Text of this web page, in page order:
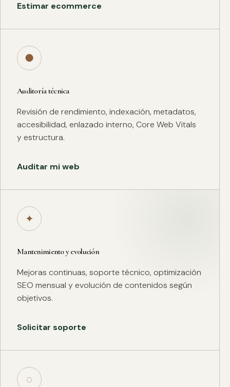
Estimar ecommerce
●
Auditoría técnica
Revisión de rendimiento, indexación, metadatos,
accesibilidad, enlazado interno, Core Web Vitals
y estructura.
Auditar mi web
✦
Mantenimiento y evolución
Mejoras continuas, soporte técnico, optimización
SEO mensual y evolución de contenidos según
objetivos.
Solicitar soporte
◌